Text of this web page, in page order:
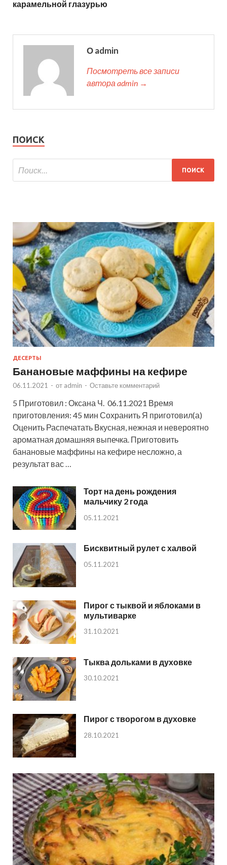
карамельной глазурью
О admin
Посмотреть все записи
автора admin →
ПОИСК
ДЕСЕРТЫ
Банановые маффины на кефире
06.11.2021 - от admin - Оставьте комментарий
5 Приготовил : Оксана Ч. 06.11.2021 Время
приготовления: 45 мин Сохранить Я приготовил(а)
Оценить Распечатать Вкусная, нежная и невероятно
ароматная домашняя выпечка. Приготовить
банановые маффины на кефире несложно, а
результат вас …
Торт на день рождения
мальчику 2 года
05.11.2021
Бисквитный рулет с халвой
05.11.2021
Пирог с тыквой и яблоками в
мультиварке
31.10.2021
Тыква дольками в духовке
30.10.2021
Пирог с творогом в духовке
28.10.2021